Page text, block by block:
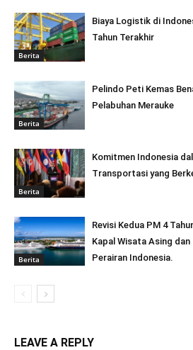
Berita
Biaya Logistik di
Tahun Terakhir
Berita
Pelindo Peti Kemas
Pelabuhan Merauke
Berita
Komitmen Indonesia
Transportasi yang
Berita
Revisi Kedua PM 4
Kapal Wisata Asing
Perairan Indonesia.
LEAVE A REPLY